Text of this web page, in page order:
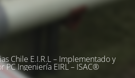
Chile E.I.R.L – Implementado y
PC Ingeniería EIRL – ISAC®